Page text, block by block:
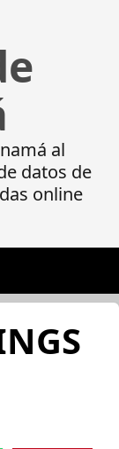
al
datos de
online